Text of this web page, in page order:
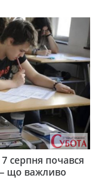
серпня почався
що важливо